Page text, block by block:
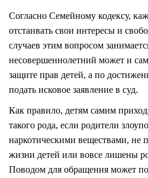
Согласно Семейному кодексу,
отстаивать свои интересы и
случаев этим вопросом
несовершеннолетний может и
защите прав детей, а по
подать исковое заявление в суд.
Как правило, детям самим
такого рода, если родители
наркотическими веществами, не
жизни детей или вовсе лишены
Поводом для обращения может